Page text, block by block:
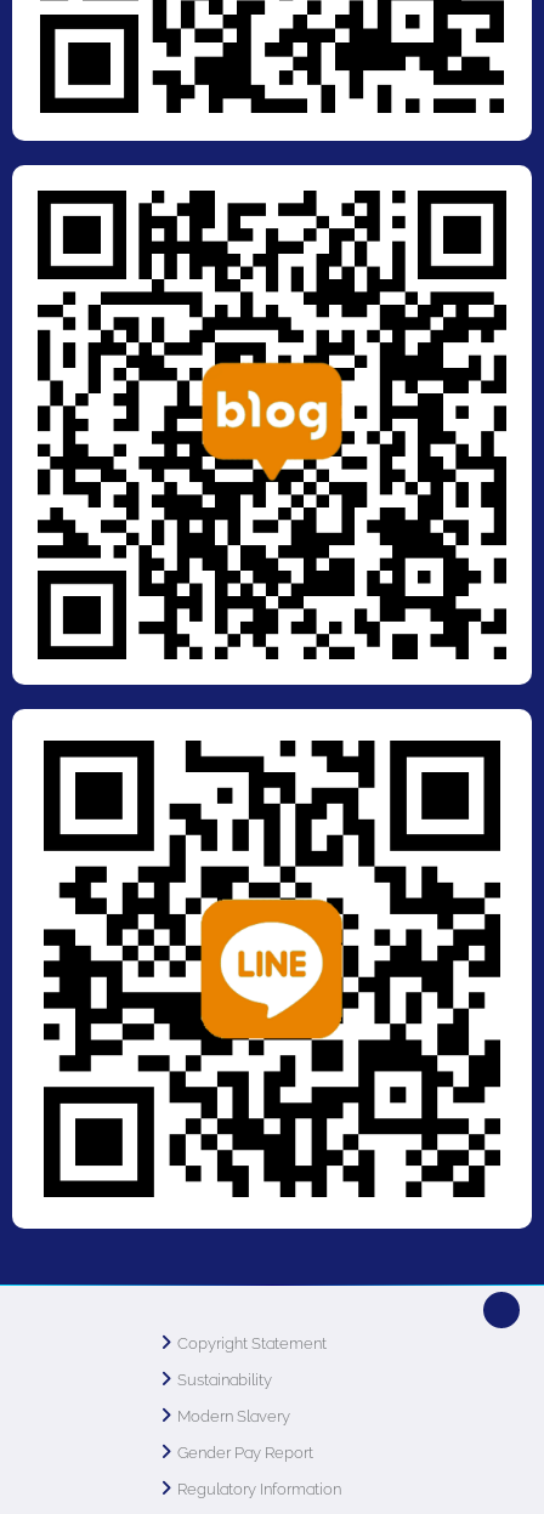
Copyright Statement
Sustainability
Modern Slavery
Gender Pay Report
Regulatory Information